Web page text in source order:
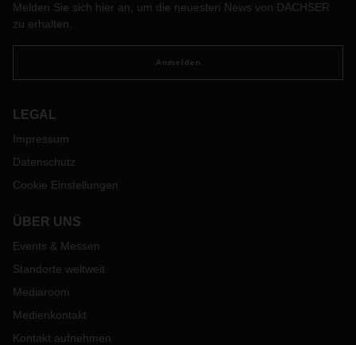
Melden Sie sich hier an, um die neuesten News von DACHSER
zu erhalten.
Anmelden
LEGAL
Impressum
Datenschutz
Cookie Einstellungen
ÜBER UNS
Events & Messen
Standorte weltweit
Mediaroom
Medienkontakt
Kontakt aufnehmen